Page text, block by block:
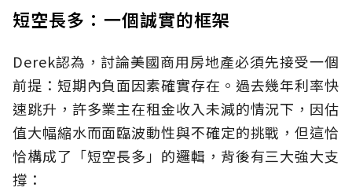
短空長多：一個誠實的框架
Derek認為，討論美國商用房地產必須先接受一個
前提：短期內負面因素確實存在。過去幾年利率快
速跳升，許多業主在租金收入未減的情況下，因估
值大幅縮水而面臨波動性與不確定的挑戰，但這恰
恰構成了「短空長多」的邏輯，背後有三大強大支
撐：